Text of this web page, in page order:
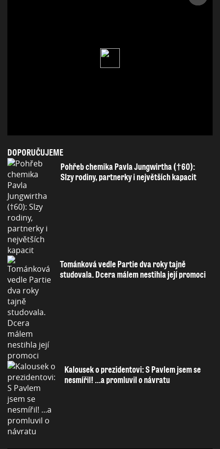
DOPORUČUJEME
Pohřeb chemika Pavla Jungwirtha (†60):
Slzy rodiny, partnerky i největších kapacit
Tománková vedle Partie dva roky tajně
studovala. Dcera málem nestihla její promoci
Kalousek o prezidentovi: S Pavlem jsem se
nesmířil! ...a promluvil o návratu